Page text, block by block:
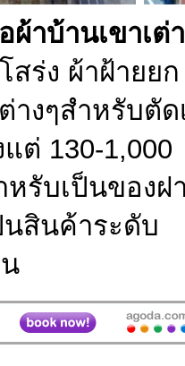
าบ้านเขาเต่า
สร่ง ผ้าฝ้ายยก
งๆสำหรับตัด
ต่ 130-1,000
หรับเป็นของฝ
สินค้าระดับ